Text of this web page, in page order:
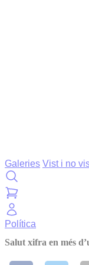
Galeries Vist i no
Política
Salut xifra en més